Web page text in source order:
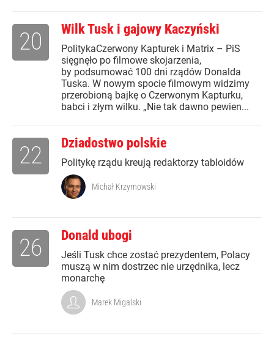
Wilk Tusk i gajowy Kaczyński
PolitykaCzerwony Kapturek i Matrix – PiS
sięgnęło po filmowe skojarzenia,
by podsumować 100 dni rządów Donalda
Tuska. W nowym spocie filmowym widzimy
przerobioną bajkę o Czerwonym Kapturku,
babci i złym wilku. „Nie tak dawno pewien...
20
Dziadostwo polskie
Politykę rządu kreują redaktorzy tabloidów
22
Michał Krzymowski
Donald ubogi
Jeśli Tusk chce zostać prezydentem, Polacy
muszą w nim dostrzec nie urzędnika, lecz
monarchę
26
Marek Migalski